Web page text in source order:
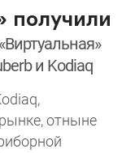
получили
«Виртуальная»
и Kodiaq
отныне